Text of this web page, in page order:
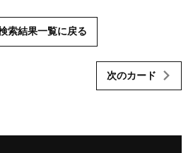
索結果一覧に戻る
次のカード